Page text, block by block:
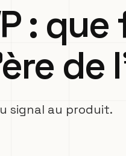
:
de
signal au produit.